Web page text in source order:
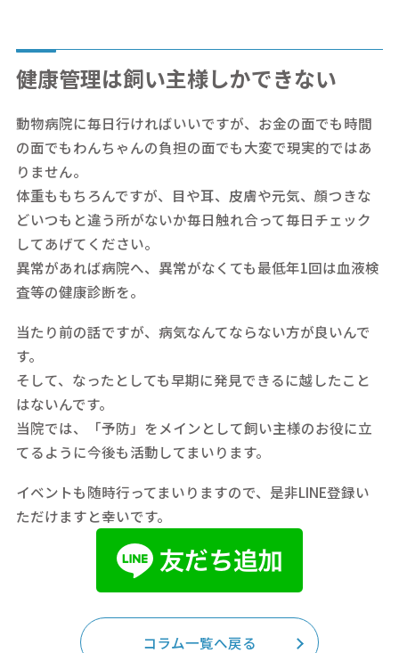
健康管理は飼い主様しかできない
動物病院に毎日行ければいいですが、お金の面でも時間
の面でもわんちゃんの負担の面でも大変で現実的ではあ
りません。
体重ももちろんですが、目や耳、皮膚や元気、顔つきな
どいつもと違う所がないか毎日触れ合って毎日チェック
してあげてください。
異常があれば病院へ、異常がなくても最低年1回は血液検
査等の健康診断を。
当たり前の話ですが、病気なんてならない方が良いんで
す。
そして、なったとしても早期に発見できるに越したこと
はないんです。
当院では、「予防」をメインとして飼い主様のお役に立
てるように今後も活動してまいります。
イベントも随時行ってまいりますので、是非LINE登録い
ただけますと幸いです。
コラム一覧へ戻る